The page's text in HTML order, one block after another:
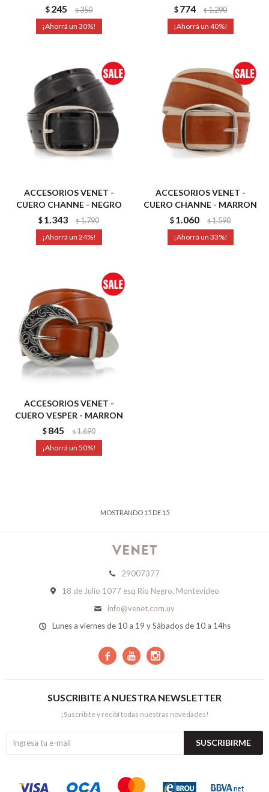
$ 245 $350
30
$ 774 $1.290
40
ACCESORIOS VENET -
CUERO CHANNE - NEGRO
$1.343 $1.790
24
ACCESORIOS VENET -
CUERO CHANNE - MARRON
$1.060 $1.590
33
ACCESORIOS VENET -
CUERO VESPER - MARRON
$ 845 $1.690
50
MOSTRANDO 15DE 15
29007377
18 de Julio 1077 esq Río Negro, Montevideo
info@venet.com.uy
Lunes a viernes de 10 a 19 y Sábados de 10 a 14hs
  
SUSCRIBITE A NUESTRA NEWSLETTER
¡Suscribite y recibí todas nuestras novedades!
SUSCRIBIRME